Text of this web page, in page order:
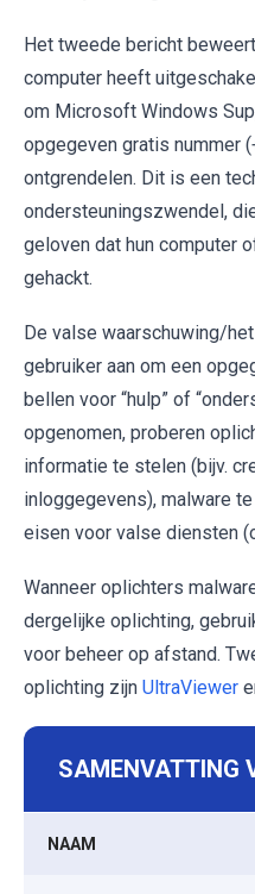
Het tweede bericht
computer heeft
om Microsoft Windows
opgegeven gratis nummer
ontgrendelen. Dit is een
ondersteuningszwendel,
geloven dat hun computer
gehackt.
De valse waarschuwing/
gebruiker aan om een
bellen voor “hulp” of
opgenomen, proberen
informatie te stelen (bijv.
inloggegevens), malware
eisen voor valse diensten
Wanneer oplichters
dergelijke oplichting,
voor beheer op afstand.
oplichting zijn UltraViewer
SAMENVATTING
NAAM